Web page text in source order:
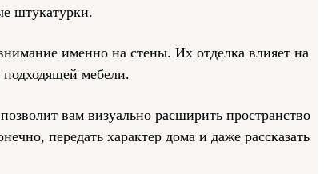
штукатурки.
именно на стены. Их отделка влияет на
мебели.
вам визуально расширить пространство
передать характер дома и даже рассказать